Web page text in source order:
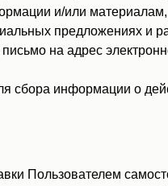
и/или
предложениях и
на адрес
сбора информации о
Пользователем